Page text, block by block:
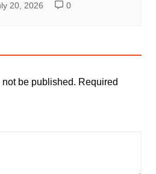
20, 2026 0
be published. Required